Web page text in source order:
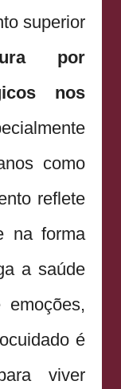
superior
por
nos
como
reflete
na forma
a saúde
é
viver